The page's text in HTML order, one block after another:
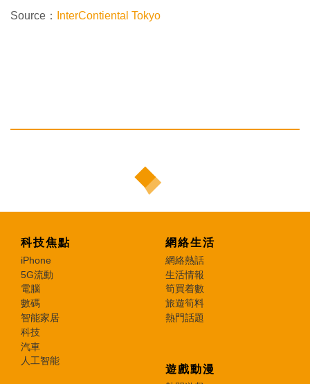
Source： InterContiental Tokyo
科技焦點
iPhone
5G流動
電腦
數碼
智能家居
科技
汽車
人工智能
網絡生活
網絡熱話
生活情報
筍買着數
旅遊筍料
熱門話題
遊戲動漫